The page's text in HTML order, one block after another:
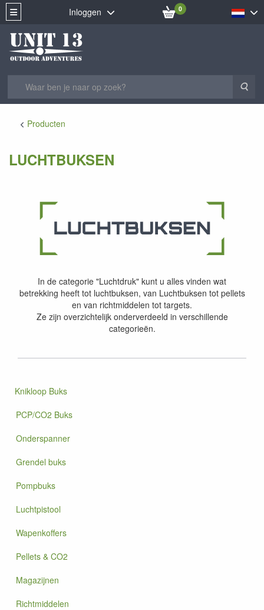
Inloggen 0
Producten
LUCHTBUKSEN
In de categorie "Luchtdruk" kunt u alles vinden wat
betrekking heeft tot luchtbuksen, van Luchtbuksen tot pellets
en van richtmiddelen tot targets.
Ze zijn overzichtelijk onderverdeeld in verschillende
categorieën.
Knikloop Buks
PCP/CO2 Buks
Onderspanner
Grendel buks
Pompbuks
Luchtpistool
Wapenkoffers
Pellets & CO2
Magazijnen
Richtmiddelen